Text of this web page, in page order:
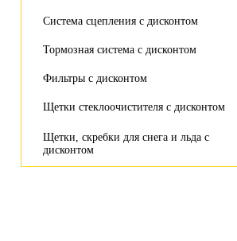
Система сцепления с дисконтом
Тормозная система с дисконтом
Фильтры с дисконтом
Щетки стеклоочистителя с дисконтом
Щетки, скребки для снега и льда с
дисконтом